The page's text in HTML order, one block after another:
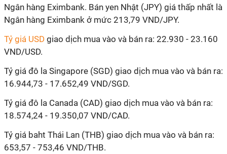
Ngân hàng Eximbank. Bán yen Nhật (JPY) giá thấp nhất là
Ngân hàng Eximbank ở mức 213,79 VND/JPY.
Tỷ giá USD giao dịch mua vào và bán ra: 22.930 - 23.160
VND/USD.
Tỷ giá đô la Singapore (SGD) giao dịch mua vào và bán ra:
16.944,73 - 17.652,49 VND/SGD.
Tỷ giá đô la Canada (CAD) giao dịch mua vào và bán ra:
18.574,24 - 19.350,07 VND/CAD.
Tỷ giá baht Thái Lan (THB) giao dịch mua vào và bán ra:
653,57 - 753,46 VND/THB.